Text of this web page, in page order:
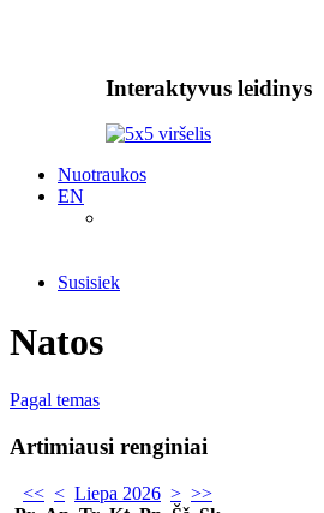
Interaktyvus leidinys
Nuotraukos
EN
Susisiek
Natos
Pagal temas
Artimiausi renginiai
<< < Liepa 2026 > >>